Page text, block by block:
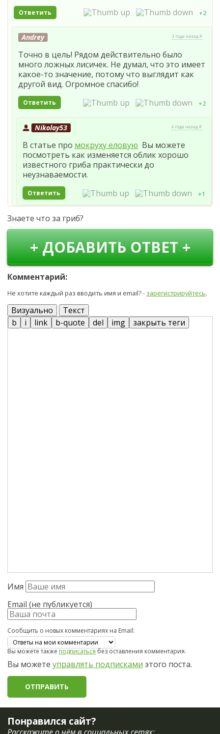
Ответить +2
Andrey 4 года назад #
Точно в цель! Рядом действительно было
много ложных лисичек. Не думал, что это имеет
какое-то значение, потому что выглядит как
другой вид. Огромное спасибо!
Ответить +2
Nikolay53 4 года назад #
В статье про мокруху еловую Вы можете
посмотреть как изменяется облик хорошо
известного гриба практически до
неузнаваемости.
Ответить +1
Знаете что за гриб?
+ ДОБАВИТЬ ОТВЕТ +
Комментарий:
Не хотите каждый раз вводить имя и email? - зарегистрируйтесь.
Визуально Текст
Имя
Email (не публикуется)
Сообщить о новых комментариях на Email:
Вы можете такжеподписатьсябез оставления комментария.
Вы можете управлять подписками этого поста.
Понравился сайт?